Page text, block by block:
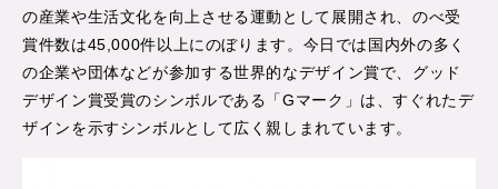
の産業や生活文化を向上させる運動として展開され、のべ受
賞件数は45,000件以上にのぼります。今日では国内外の多く
の企業や団体などが参加する世界的なデザイン賞で、グッド
デザイン賞受賞のシンボルである「Gマーク」は、すぐれたデ
ザインを示すシンボルとして広く親しまれています。